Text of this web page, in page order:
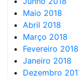
Maio 2018
Abril 2018
Março 2018
Fevereiro 2018
Janeiro 2018
Dezembro